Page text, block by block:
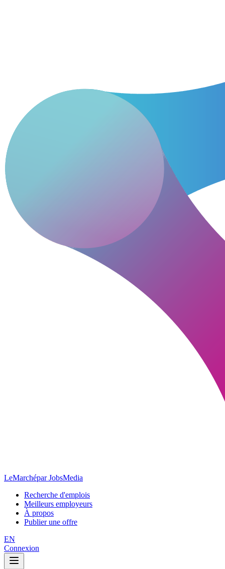
LeMarchépar JobsMedia
Recherche d'emplois
Meilleurs employeurs
À propos
Publier une offre
EN
Connexion